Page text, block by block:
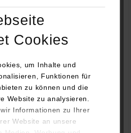
Cookies
um Inhalte und
Funktionen für
zu können und die
Website zu analysieren.
Informationen zu Ihrer
Website an unsere
/ Anleitung vor Ort: